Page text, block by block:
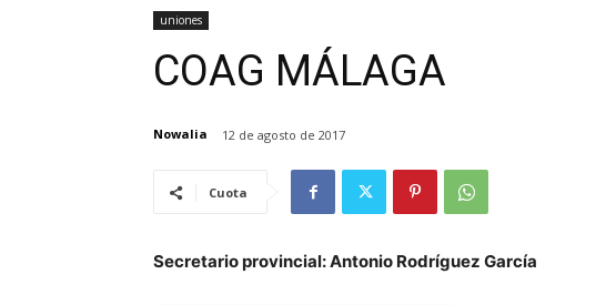
uniones
COAG MÁLAGA
Nowalia 12 de agosto de 2017
Cuota
Secretario provincial: Antonio Rodríguez García